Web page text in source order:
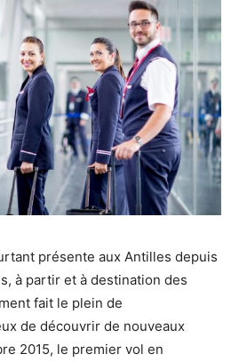
présente aux Antilles depuis
à partir et à destination des
fait le plein de
de découvrir de nouveaux
2015, le premier vol en